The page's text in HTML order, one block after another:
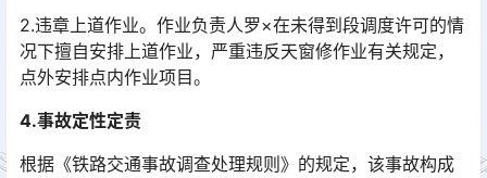
2.违章上道作业。作业负责人罗×在未得到段调度许可的情
况下擅自安排上道作业，严重违反天窗修作业有关规定，
点外安排点内作业项目。
4.事故定性定责
根据《铁路交通事故调查处理规则》的规定，该事故构成